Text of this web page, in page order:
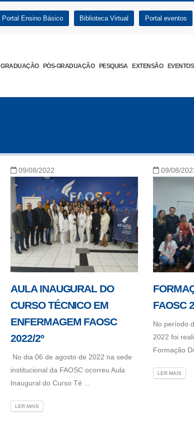
Portal Ensino Básico Biblioteca Virtual Portal eventos
GRADUAÇÃO PÓS-GRADUAÇÃO PESQUISA EXTENSÃO EVENTOS
09/08/2022
AULA INAUGURAL DO
CURSO TÉCNICO EM
ENFERMAGEM FAOSC
2022/2º
No dia 06 de agosto de 2022 na sede
institucional da FAOSC ocorreu Aula
Inaugural do Curso Té ...
LER MAIS
09/08/
FAOSC
No período
2022 foi
Formação
LER MAIS